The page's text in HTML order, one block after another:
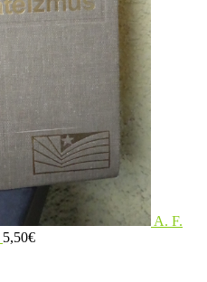
A. F.
5,50€